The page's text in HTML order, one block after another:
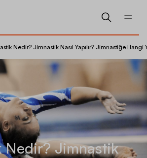
Nedir? Jimnastik Nasıl Yapılır? Jimnastiğe Hangi
Nedir? Jimnastik